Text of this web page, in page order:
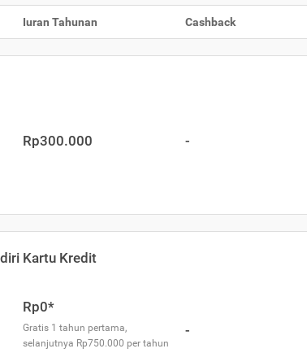
Iuran Tahunan Cashback
Rp300.000 -
Kartu Kredit
Rp0*
Gratis 1 tahun pertama,
selanjutnya Rp750.000 per tahun
-